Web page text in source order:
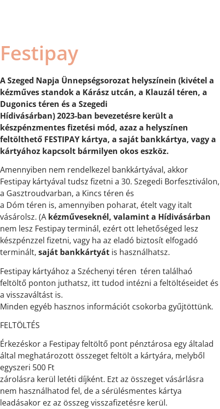
Festipay
A Szeged Napja Ünnepségsorozat helyszínein (kivétel a
kézműves standok a Kárász utcán, a Klauzál téren, a
Dugonics téren és a Szegedi
Hídivásárban) 2023-ban bevezetésre került a
készpénzmentes fizetési mód, azaz a helyszínen
feltölthető FESTIPAY kártya, a saját bankkártya, vagy a
kártyához kapcsolt bármilyen okos eszköz.
Amennyiben nem rendelkezel bankkártyával, akkor
Festipay kártyával tudsz fizetni a 30. Szegedi Borfesztiválon,
a Gasztroudvarban, a Kincs téren és
a Dóm téren is, amennyiben poharat, ételt vagy italt
vásárolsz. (A kézműveseknél, valamint a Hídivásárban
nem lesz Festipay terminál, ezért ott lehetőséged lesz
készpénzzel fizetni, vagy ha az eladó biztosít elfogadó
terminált, saját bankkártyát is használhatsz.
Festipay kártyához a Széchenyi téren téren találhaó
feltöltő ponton juthatsz, itt tudod intézni a feltöltéseidet és
a visszaváltást is.
Minden egyéb hasznos információt csokorba gyűjtöttünk.
FELTÖLTÉS
Érkezéskor a Festipay feltöltő pont pénztárosa egy általad
által meghatározott összeget feltölt a kártyára, melyből
egyszeri 500 Ft
zárolásra kerül letéti díjként. Ezt az összeget vásárlásra
nem használhatod fel, de a sérülésmentes kártya
leadásakor ez az összeg visszafizetésre kerül.